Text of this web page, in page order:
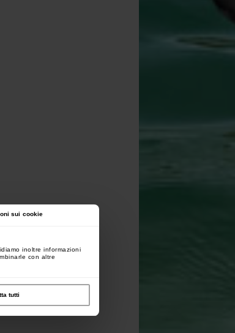
sui cookie
inoltre informazioni
con altre
tutti